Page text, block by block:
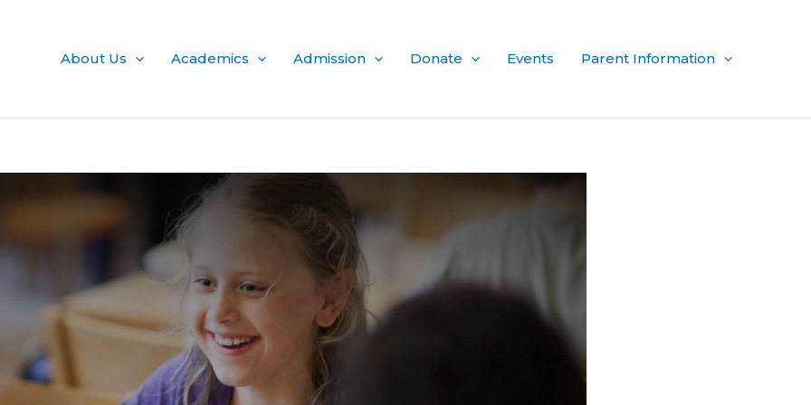
About Us Academics Admission Donate Events Parent Information